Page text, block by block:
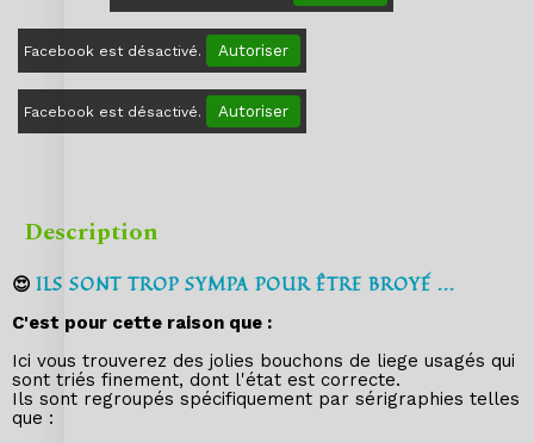
Facebook est désactivé. Autoriser
Facebook est désactivé. Autoriser
Description
😍 ILS SONT TROP SYMPA POUR ÊTRE BROYÉ ...
C'est pour cette raison que :
Ici vous trouverez des jolies bouchons de liege usagés qui
sont triés finement, dont l'état est correcte.
Ils sont regroupés spécifiquement par sérigraphies telles
que :